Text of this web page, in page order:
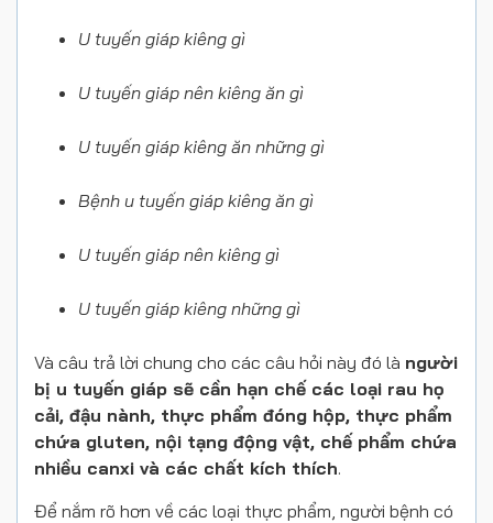
U tuyến giáp kiêng gì
U tuyến giáp nên kiêng ăn gì
U tuyến giáp kiêng ăn những gì
Bệnh u tuyến giáp kiêng ăn gì
U tuyến giáp nên kiêng gì
U tuyến giáp kiêng những gì
Và câu trả lời chung cho các câu hỏi này đó là người
bị u tuyến giáp sẽ cần hạn chế các loại rau họ
cải, đậu nành, thực phẩm đóng hộp, thực phẩm
chứa gluten, nội tạng động vật, chế phẩm chứa
nhiều canxi và các chất kích thích.
Để nắm rõ hơn về các loại thực phẩm, người bệnh có